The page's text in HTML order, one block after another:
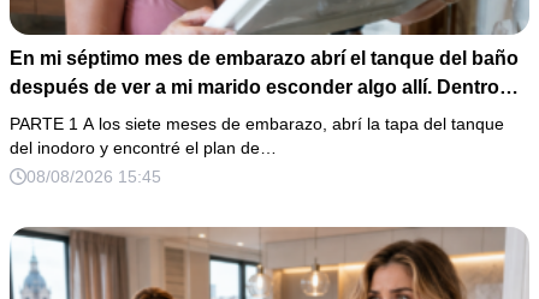
En mi séptimo mes de embarazo abrí el tanque del baño
después de ver a mi marido esconder algo allí. Dentro
había un celular perdido, una receta de sedantes y una
carta para entregar mi casa a su familia. Cuando él volvió
y preguntó por qué estaba tan callada, respondí: “Solo
pruebas.
PARTE 1 A los siete meses de embarazo, abrí la tapa del tanque
del inodoro y encontré el plan de…
08/08/2026 15:45